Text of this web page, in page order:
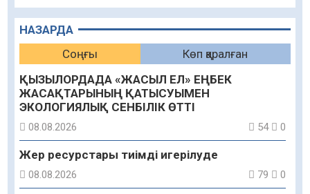
НАЗАРДА
Соңғы
Көп қаралған
ҚЫЗЫЛОРДАДА «ЖАСЫЛ ЕЛ» ЕҢБЕК
ЖАСАҚТАРЫНЫҢ ҚАТЫСУЫМЕН
ЭКОЛОГИЯЛЫҚ СЕНБІЛІК ӨТТІ
08.08.2026 54 0
Жер ресурстары тиімді игерілуде
08.08.2026 79 0